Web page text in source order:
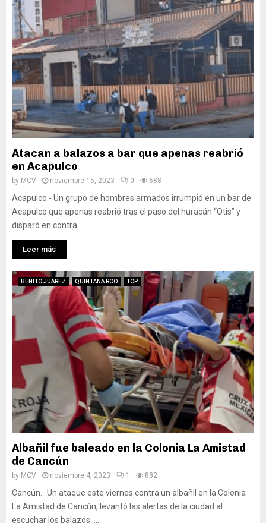
Atacan a balazos a bar que apenas reabrió
en Acapulco
by MCV noviembre 15, 2023 0 688
Acapulco.- Un grupo de hombres armados irrumpió en un bar de
Acapulco que apenas reabrió tras el paso del huracán “Otis” y
disparó en contra...
Leer más
BENITO JUÁREZ QUINTANA ROO TOP
Albañil fue baleado en la Colonia La Amistad
de Cancún
by MCV noviembre 4, 2023 1 882
Cancún.- Un ataque este viernes contra un albañil en la Colonia
La Amistad de Cancún, levantó las alertas de la ciudad al
escuchar los balazos. ...